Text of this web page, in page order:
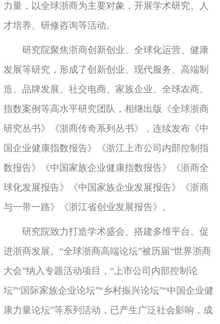
力量，以全球浙商为主要对象，开展学术研究、人
才培养、研修咨询等活动。
研究院聚焦浙商创新创业、全球化运营、健康
发展等研究，形成了创新创业、现代服务、高端制
造、品牌发展、社交电商、家族企业、全球农商、
指数案例等高水平研究团队，相继出版《全球浙商
研究丛书》《浙商传奇系列丛书》，连续发布《中
国企业健康指数报告》《浙江上市公司内部控制指
数报告》《中国家族企业健康指数报告》《浙商全
球化发展报告》《中国家族企业发展报告》《浙商
与一带一路》《浙江省创业发展报告》。
研究院致力打造学术盛会、搭建多维平台、促
进浙商发展。“全球浙商高端论坛”被历届“世界浙商
大会”纳入专题活动项目，“上市公司内部控制论
坛”“国际家族企业论坛”“乡村振兴论坛”“中国企业健
康力量论坛”等系列活动，已产生广泛社会影响，成